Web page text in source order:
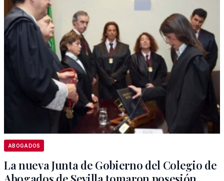
ABOGADOS
La nueva Junta de Gobierno del Colegio de